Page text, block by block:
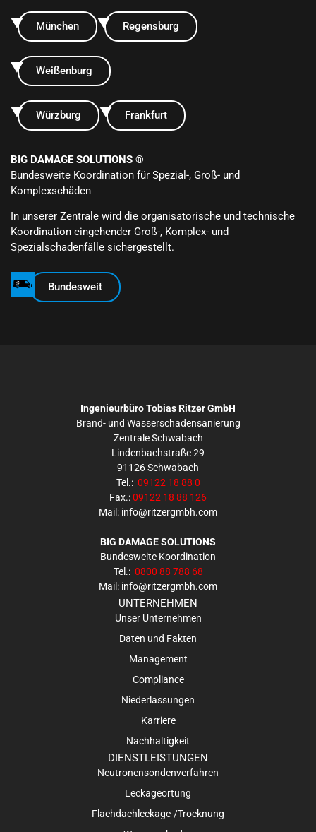
München Regensburg
Weißenburg
Würzburg Frankfurt
BIG DAMAGE SOLUTIONS ®
Bundesweite Koordination für Spezial-, Groß- und
Komplexschäden
In unserer Zentrale wird die organisatorische und technische
Koordination eingehender Groß-, Komplex- und
Spezialschadenfälle sichergestellt.
Bundesweit
Ingenieurbüro Tobias Ritzer GmbH
Brand- und Wasserschadensanierung
Zentrale Schwabach
Lindenbachstraße 29
91126 Schwabach
Tel.: 09122 18 88 0
Fax.:09122 18 88 126
Mail: info@ritzergmbh.com
BIG DAMAGE SOLUTIONS
Bundesweite Koordination
Tel.: 0800 88 788 68
Mail: info@ritzergmbh.com
UNTERNEHMEN
Unser Unternehmen
Daten und Fakten
Management
Compliance
Niederlassungen
Karriere
Nachhaltigkeit
DIENSTLEISTUNGEN
Neutronensondenverfahren
Leckageortung
Flachdachleckage-/Trocknung